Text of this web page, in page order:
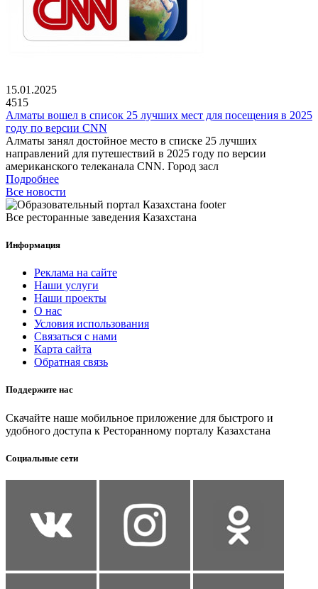
15.01.2025
4515
Алматы вошел в список 25 лучших мест для посещения в 2025
году по версии CNN
Алматы занял достойное место в списке 25 лучших
направлений для путешествий в 2025 году по версии
американского телеканала CNN. Город засл
Подробнее
Все новости
Все ресторанные заведения Казахстана
Информация
Реклама на сайте
Наши услуги
Наши проекты
О нас
Условия использования
Связаться с нами
Карта сайта
Обратная связь
Поддержите нас
Скачайте наше мобильное приложение для быстрого и
удобного доступа к Ресторанному порталу Казахстана
Социальные сети